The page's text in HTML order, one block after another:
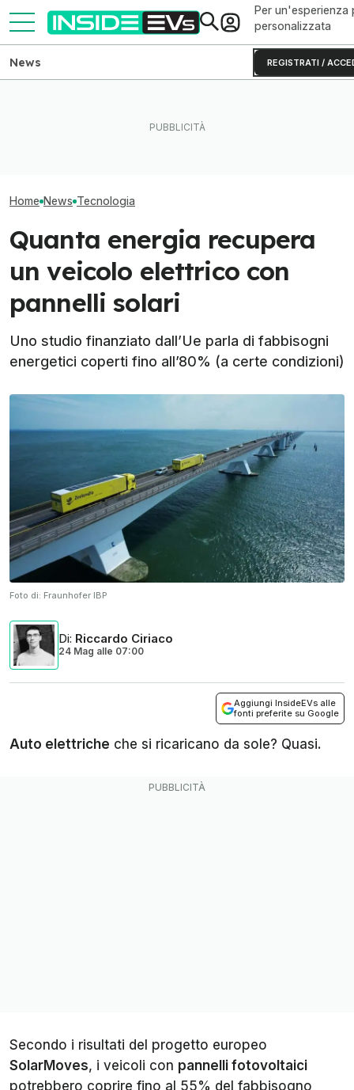
Per un'esperienza
personalizzata
REGISTRATI /
News
Home News Tecnologia
Quanta energia recupera
un veicolo elettrico con
pannelli solari
Uno studio finanziato dall’Ue parla di fabbisogni
energetici coperti fino all’80% (a certe condizioni)
Foto di: Fraunhofer IBP
Di: Riccardo Ciriaco
24 Mag alle 07:00
Aggiungi InsideEVs alle
fonti preferite su Google
Auto elettriche che si ricaricano da sole? Quasi.
Secondo i risultati del progetto europeo
SolarMoves, i veicoli con pannelli fotovoltaici
potrebbero coprire fino al 55% del fabbisogno